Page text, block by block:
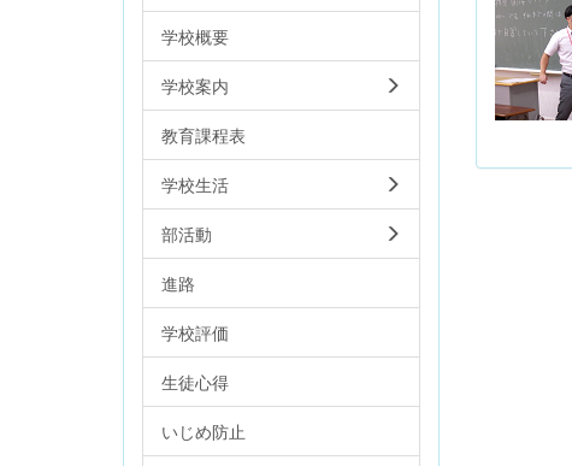
学校概要
学校案内
教育課程表
学校生活
部活動
進路
学校評価
生徒心得
いじめ防止